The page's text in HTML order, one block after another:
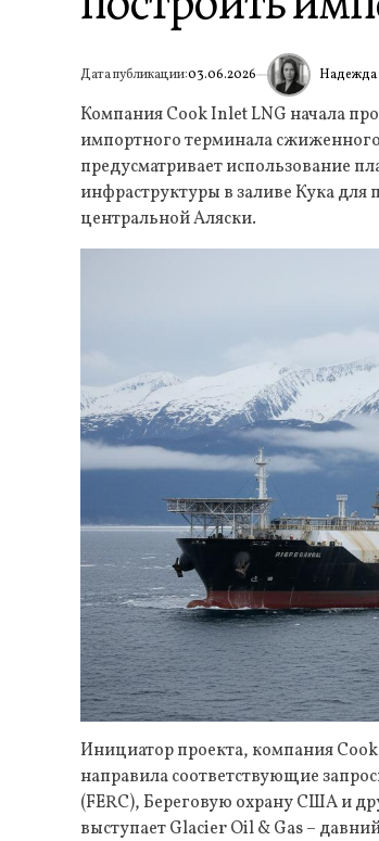
Дата публикации:03.06.2026 ИА Надежда
Компания Cook Inlet LNG начала
импортного терминала
предусматривает использование
инфраструктуры в заливе Кука
центральной Аляски.
Инициатор проекта, компания
направила соответствующие
(FERC), Береговую охрану США и
выступает Glacier Oil & Gas –